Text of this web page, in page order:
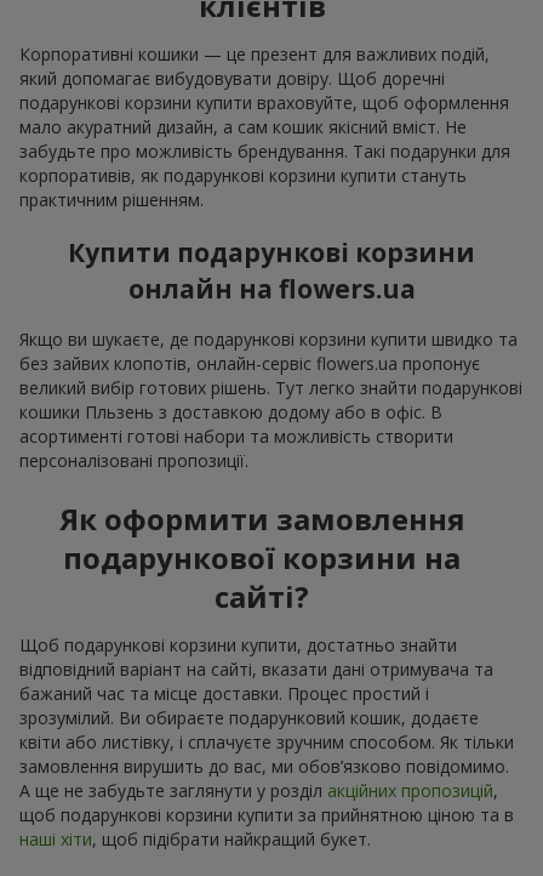
Корпоративні кошики — це презент для важливих подій,
який допомагає вибудовувати довіру. Щоб доречні
подарункові корзини купити враховуйте, щоб оформлення
мало акуратний дизайн, а сам кошик якісний вміст. Не
забудьте про можливість брендування. Такі подарунки для
корпоративів, як подарункові корзини купити стануть
практичним рішенням.
Купити подарункові корзини
онлайн на flowers.ua
Якщо ви шукаєте, де подарункові корзини купити швидко та
без зайвих клопотів, онлайн-сервіс flowers.ua пропонує
великий вибір готових рішень. Тут легко знайти подарункові
кошики Пльзень з доставкою додому або в офіс. В
асортименті готові набори та можливість створити
персоналізовані пропозиції.
Як оформити замовлення
подарункової корзини на
сайті?
Щоб подарункові корзини купити, достатньо знайти
відповідний варіант на сайті, вказати дані отримувача та
бажаний час та місце доставки. Процес простий і
зрозумілий. Ви обираєте подарунковий кошик, додаєте
квіти або листівку, і сплачуєте зручним способом. Як тільки
замовлення вирушить до вас, ми обов’язково повідомимо.
А ще не забудьте заглянути у розділ акційних пропозицій,
щоб подарункові корзини купити за прийнятною ціною та в
наші хіти, щоб підібрати найкращий букет.